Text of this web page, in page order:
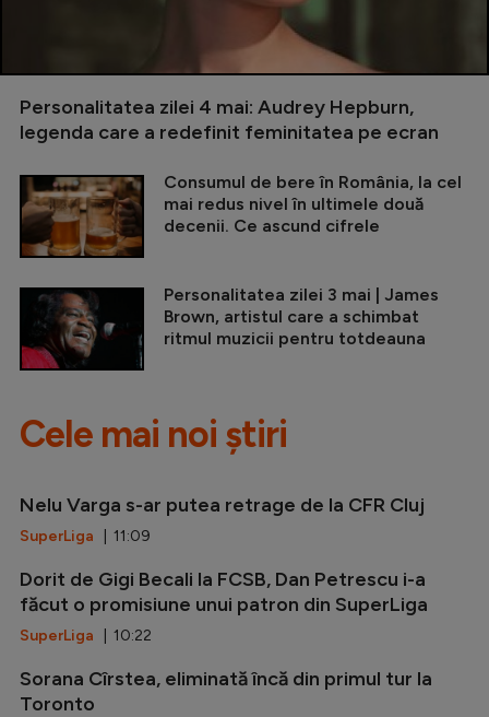
Personalitatea zilei 4 mai: Audrey Hepburn,
legenda care a redefinit feminitatea pe ecran
Consumul de bere în România, la cel
mai redus nivel în ultimele două
decenii. Ce ascund cifrele
Personalitatea zilei 3 mai | James
Brown, artistul care a schimbat
ritmul muzicii pentru totdeauna
Cele mai noi știri
Nelu Varga s-ar putea retrage de la CFR Cluj
SuperLiga | 11:09
Dorit de Gigi Becali la FCSB, Dan Petrescu i-a
făcut o promisiune unui patron din SuperLiga
SuperLiga | 10:22
Sorana Cîrstea, eliminată încă din primul tur la
Toronto